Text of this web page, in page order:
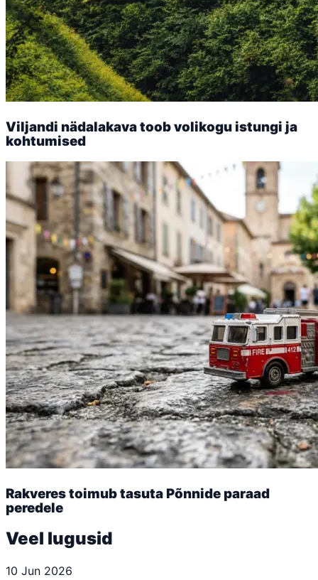
Viljandi nädalakava toob volikogu istungi ja
kohtumised
Rakveres toimub tasuta Põnnide paraad
peredele
Veel lugusid
10 Jun 2026